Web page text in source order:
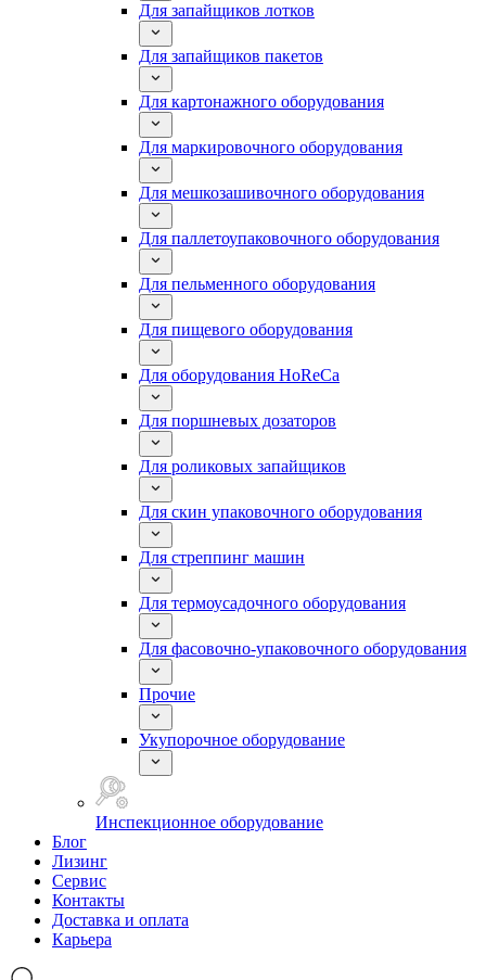
Для запайщиков лотков
Для запайщиков пакетов
Для картонажного оборудования
Для маркировочного оборудования
Для мешкозашивочного оборудования
Для паллетоупаковочного оборудования
Для пельменного оборудования
Для пищевого оборудования
Для оборудования HoReCa
Для поршневых дозаторов
Для роликовых запайщиков
Для скин упаковочного оборудования
Для стреппинг машин
Для термоусадочного оборудования
Для фасовочно-упаковочного оборудования
Прочие
Укупорочное оборудование
Инспекционное оборудование
Блог
Лизинг
Сервис
Контакты
Доставка и оплата
Карьера